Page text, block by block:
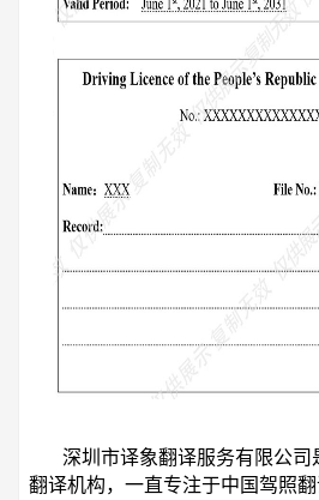
深圳市译象翻译服务有限公司
翻译机构，一直专注于中国驾照